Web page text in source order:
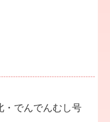
・でんでんむし号